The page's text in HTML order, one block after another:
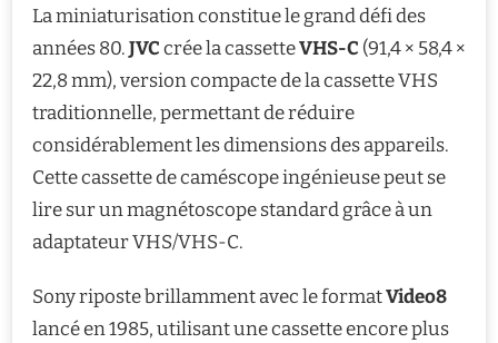
La miniaturisation constitue le grand défi des
années 80.JVCcrée la cassetteVHS-C (91,4 × 58,4 ×
22,8 mm), version compacte de la cassette VHS
traditionnelle, permettant de réduire
considérablement les dimensions des appareils.
Cette cassette de caméscope ingénieuse peut se
lire sur un magnétoscope standard grâce à un
adaptateur VHS/VHS-C.
Sony riposte brillamment avec le formatVideo8
lancé en 1985, utilisant une cassette encore plus